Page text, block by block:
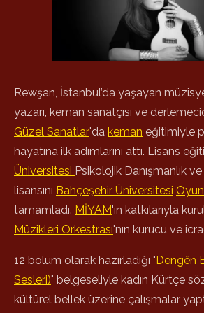
Rewşan, İstanbul’da yaşayan
yazarı, keman sanatçısı ve
Güzel Sanatlar'da keman eğitimiyle
hayatına ilk adımlarını attı. Lisans
Üniversitesi Psikolojik Danışmanlık
lisansını Bahçeşehir Üniversitesi
tamamladı. MİYAM'ın katkılarıyla
Müzikleri Orkestrası'nın kurucu ve
12 bölüm olarak hazırladığı "Dengên
Sesleri)" belgeseliyle kadın Kürtçe
kültürel bellek üzerine çalışmalar